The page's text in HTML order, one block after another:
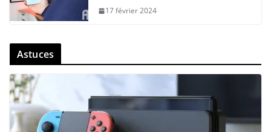
17 février 2024
Astuces